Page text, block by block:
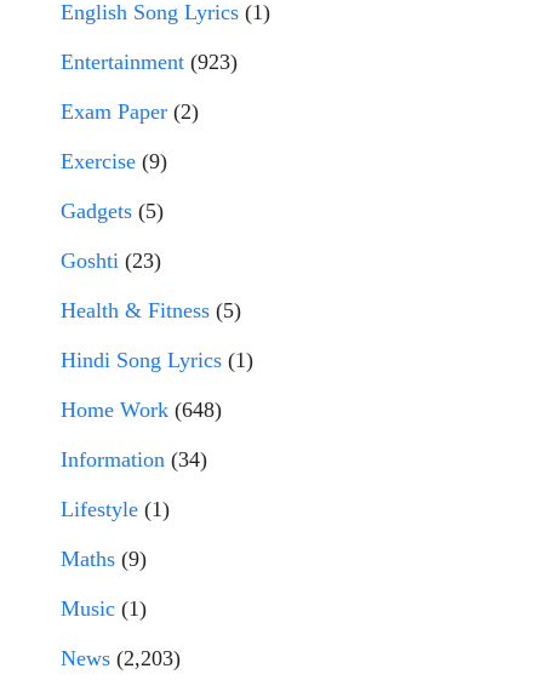
English Song Lyrics (1)
Entertainment (923)
Exam Paper (2)
Exercise (9)
Gadgets (5)
Goshti (23)
Health & Fitness (5)
Hindi Song Lyrics (1)
Home Work (648)
Information (34)
Lifestyle (1)
Maths (9)
Music (1)
News (2,203)